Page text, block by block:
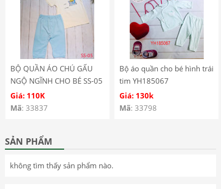
BỘ QUẦN ÁO CHÚ GẤU
NGỘ NGĨNH CHO BÉ SS-05
Giá: 110K
Mã: 33837
Bộ áo quần cho bé hình trái
tim YH185067
Giá: 130k
Mã: 33798
SẢN PHẨM
không tìm thấy sản phẩm nào.